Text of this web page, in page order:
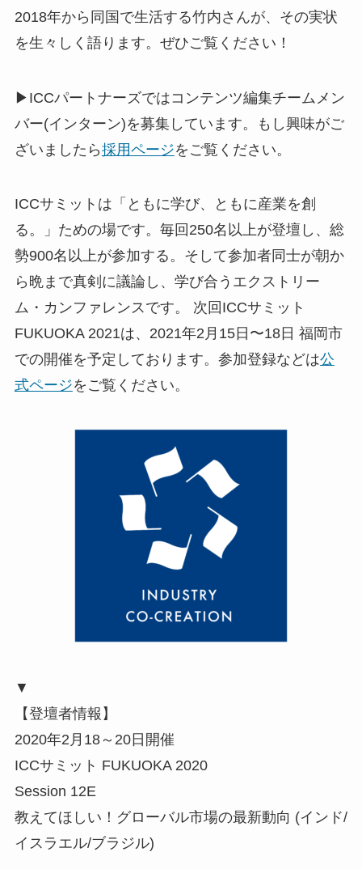
2018年から同国で生活する竹内さんが、その実状
を生々しく語ります。ぜひご覧ください！
▶ICCパートナーズではコンテンツ編集チームメン
バー(インターン)を募集しています。もし興味がご
ざいましたら採用ページをご覧ください。
ICCサミットは「ともに学び、ともに産業を創
る。」ための場です。毎回250名以上が登壇し、総
勢900名以上が参加する。そして参加者同士が朝か
ら晩まで真剣に議論し、学び合うエクストリー
ム・カンファレンスです。 次回ICCサミット
FUKUOKA 2021は、2021年2月15日〜18日 福岡市
での開催を予定しております。参加登録などは公
式ページをご覧ください。
▼
【登壇者情報】
2020年2月18～20日開催
ICCサミット FUKUOKA 2020
Session 12E
教えてほしい！グローバル市場の最新動向 (インド/
イスラエル/ブラジル)